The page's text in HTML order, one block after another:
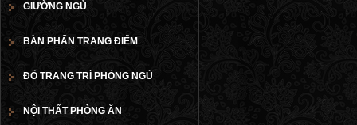
GIƯỜNG NGỦ
BÀN PHẤN TRANG ĐIỂM
ĐỒ TRANG TRÍ PHÒNG NGỦ
NỘI THẤT PHÒNG ĂN